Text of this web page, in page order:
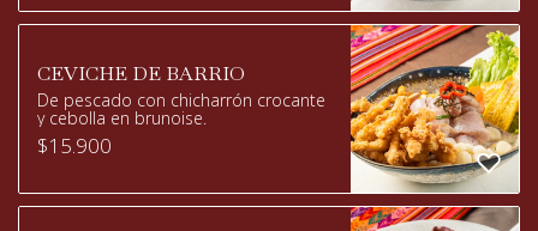
CEVICHE DE BARRIO
De pescado con chicharrón crocante
y cebolla en brunoise.
$15.900